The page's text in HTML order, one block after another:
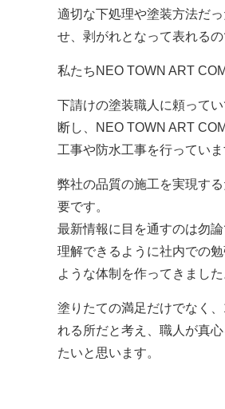
適切な下処理や塗装方法だ
せ、剥がれとなって表れるの
私たち NEO TOWN ART
下請けの塗装職人に頼って
断し、
NEO TOWN ART
工事や防水工事を行っていま
弊社の品質の施工を実現す
要です。
最新情報に目を通すのは勿
理解できるように社内での
ような体制を作ってきました
塗りたての満足だけでなく
れる所だと考え、職人が真
たいと思います。